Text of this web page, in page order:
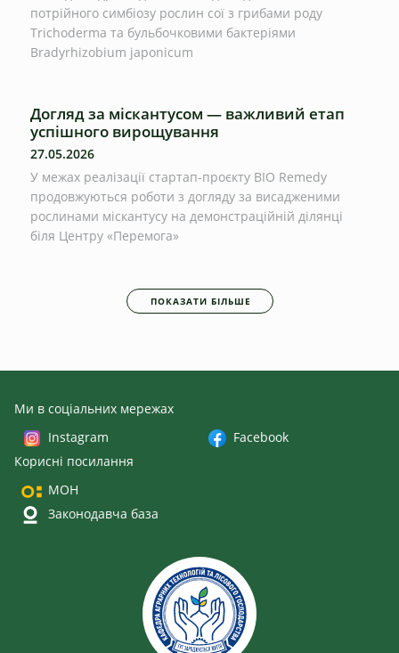
потрійного симбіозу рослин сої з грибами роду
Trichoderma та бульбочковими бактеріями
Bradyrhizobium japonicum
Догляд за міскантусом — важливий етап
успішного вирощування
27.05.2026
У межах реалізації стартап-проєкту BIO Remedy
продовжуються роботи з догляду за висадженими
рослинами міскантусу на демонстраційній ділянці
біля Центру «Перемога»
ПОКАЗАТИ БІЛЬШЕ
Ми в соціальних мережах
Instagram
Facebook
Корисні посилання
МОН
Законодавча база